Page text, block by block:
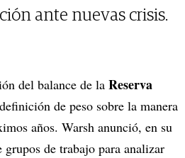
ante nuevas crisis.
del balance de la Reserva
de peso sobre la manera
años. Warsh anunció, en su
grupos de trabajo para analizar